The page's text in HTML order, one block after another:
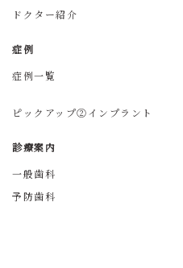
医師
ドクター紹介
症例
症例一覧
ピックアップ②インプラント
診療案内
一般歯科
予防歯科